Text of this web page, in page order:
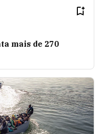
mais de 270